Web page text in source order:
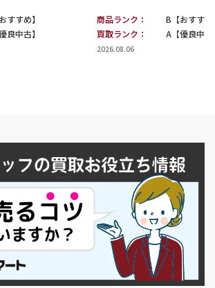
すすめ】
良中古】
商品ランク：
B【おすすめ
買取ランク：
A【優良中古
2026.08.06